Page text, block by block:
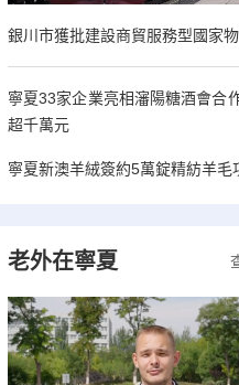
銀川市獲批建設商貿服務型國家
寧夏33家企業亮相瀋陽糖酒會合
超千萬元
寧夏新澳羊絨簽約5萬錠精紡羊毛
老外在寧夏